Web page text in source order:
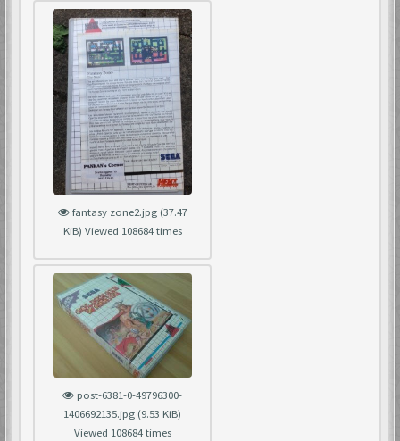
fantasy zone2.jpg (37.47
KiB) Viewed 108684 times
post-6381-0-49796300-
1406692135.jpg (9.53 KiB)
Viewed 108684 times